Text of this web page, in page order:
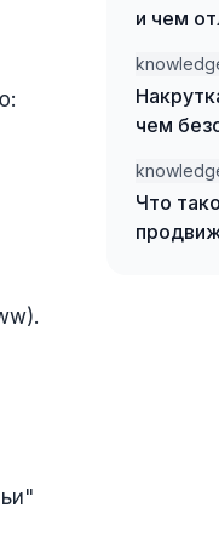
и чем
чем
ботами
Что